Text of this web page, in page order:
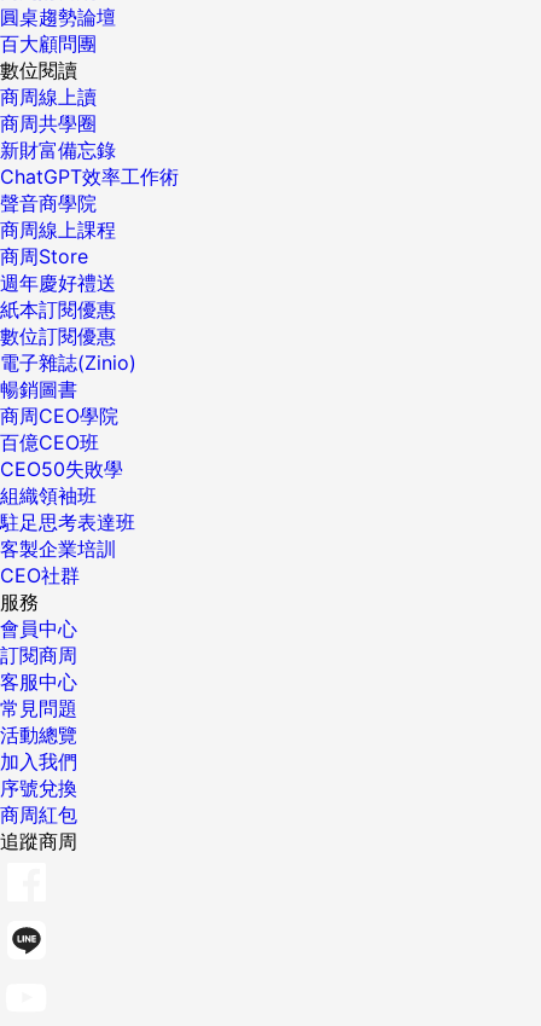
圓桌趨勢論壇
百大顧問團
數位閱讀
商周線上讀
商周共學圈
新財富備忘錄
ChatGPT效率工作術
聲音商學院
商周線上課程
商周Store
週年慶好禮送
紙本訂閱優惠
數位訂閱優惠
電子雜誌(Zinio)
暢銷圖書
商周CEO學院
百億CEO班
CEO50失敗學
組織領袖班
駐足思考表達班
客製企業培訓
CEO社群
服務
會員中心
訂閱商周
客服中心
常見問題
活動總覽
加入我們
序號兌換
商周紅包
追蹤商周